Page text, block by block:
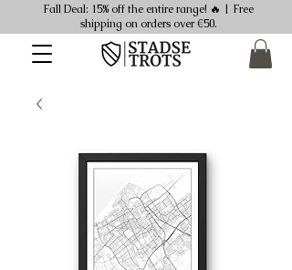
Fall Deal: 15% off the entire range! 🔥 | Free
shipping on orders over €50.